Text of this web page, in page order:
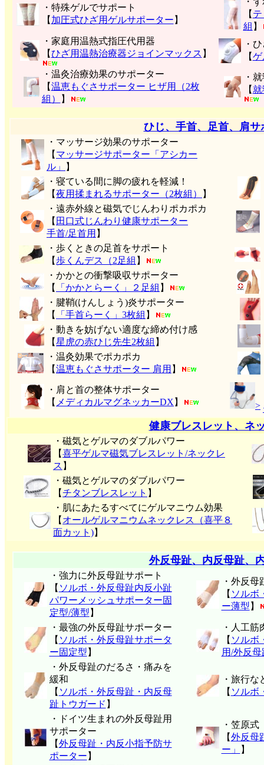
・特殊ゲルでサポート
【 加圧式ひざ用ゲルサポーター 】
【
組 】
・家庭用温熱式指圧代用器
【ひざ用温熱治療器ジョインマックス 】
・
【ゲ
・温灸治療効果のサポーター
【温恵もぐさサポーター ヒザ用（2枚
組）
】
・
【
ひじ、手首、足首、肩サ
・マッサージ効果のサポーター
【 マッサージサポーター「アシカー
ル」
】
・寝ている間に脚の疲れを軽減！
【夜用揉まれるサポーター（2枚組） 】
・遠赤外線と磁気でじんわりポカポカ
【 田口式じんわり健康サポーター
手首/足首用 】
・歩くときの足首をサポート
【歩くんデス（2足組 】
・かかとの衝撃吸収サポーター
【
「かかとらーく」２足組 】
・腱鞘(けんしょう)炎サポーター
【
「手首らーく」3枚組 】
・動きを妨げない適度な締め付け感
【星虎の赤ひじ先生2枚組 】
・温灸効果でポカポカ
【温恵もぐさサポーター 肩用 】
・肩と首の整体サポーター
【 メディカルマグネッカーDX 】 >
健康ブレスレット、ネ
・磁気とゲルマのダブルパワー
【喜平ゲルマ磁気ブレスレット/ネックレ
ス 】
・磁気とゲルマのダブルパワー
【チタンブレスレット 】
・肌にあたるすべてにゲルマニウム効果
【 オールゲルマニウムネックレス（喜平８
面カット)】
外反母趾、内反母趾、
・強力に外反母趾サポート
【 ソルボ・外反母趾内反小趾
パワーメッシュサポーター固
定型/薄型 】
・外反
【 ソルボ
ー薄型 】
・最強の外反母趾サポーター
【 ソルボ・外反母趾サポータ
ー固定型 】
・人工筋
【 ソルボ
用/外反
・外反母趾のだるさ・痛みを
緩和
【 ソルボ・外反母趾・内反母
趾トウガード 】
・旅行な
【 ソルボ
・ドイツ生まれの外反母趾用
サポーター
【外反母趾・内反小指予防サ
ポーター 】
・笠原式
【外反母
ー」
】